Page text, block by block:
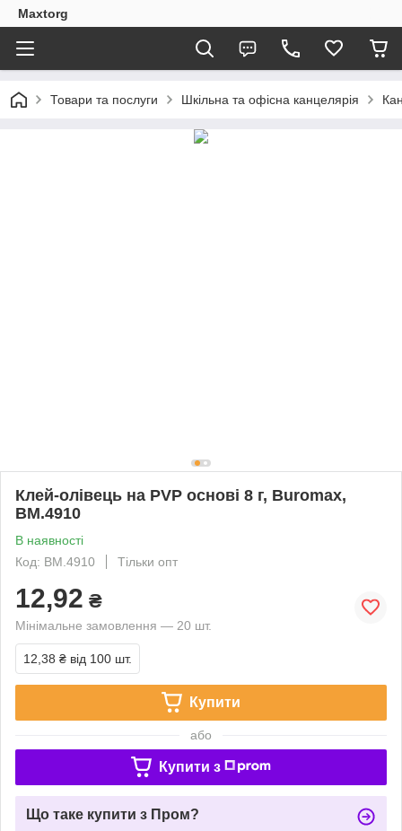
Maxtorg
Товари та послуги Шкільна та офісна канцелярія
Клей-олівець на PVP основі 8 г, Buromax,
BM.4910
В наявності
Код: BM.4910
Тільки опт
12,92 ₴
Мінімальне замовлення — 20 шт.
12,38 ₴ від 100 шт.
Купити
або
Купити з
Що таке купити з Пром?